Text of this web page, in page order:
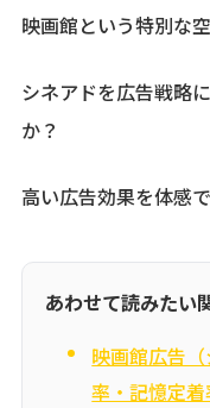
映画館という特別な
シネアドを広告戦略
か？
高い広告効果を体感
あわせて読みたい
映画館広告
率・記憶定